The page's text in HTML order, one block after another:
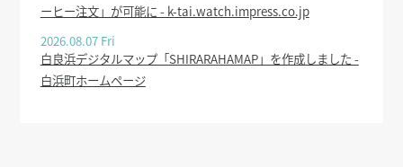
ーヒー注文」が可能に - k-tai.watch.impress.co.jp
2026.08.07 Fri
白良浜デジタルマップ「SHIRARAHAMAP」を作成しました -
白浜町ホームページ